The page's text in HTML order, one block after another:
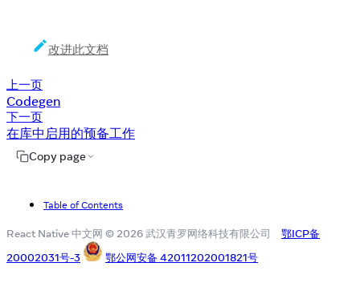
改进此文档
上一页
Codegen
下一页
在库中启用的预备工作
Copy page
Table of Contents
React Native 中文网 © 2026 武汉青罗网络科技有限公司
鄂ICP备
20002031号-3
鄂公网安备 42011202001821号